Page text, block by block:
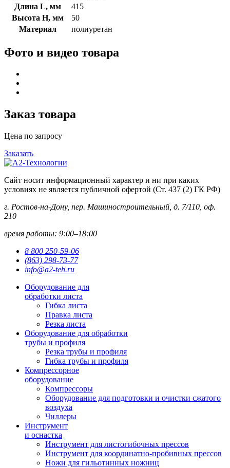
Длина L, мм
415
Высота H, мм
50
Материал
полиуретан
Фото и видео товара
Заказ товара
Цена по запросу
Заказать
Сайт носит информационный характер и ни при каких
условиях не является публичной офертой (Ст. 437 (2) ГК РФ)
г. Ростов-на-Дону, пер. Машиностроительный, д. 7/110, оф.
210
время работы: 9:00–18:00
8 800 250-59-06
(863) 298-73-77
info@a2-teh.ru
Оборудование для
обработки листа
Гибка листа
Правка листа
Резка листа
Оборудование для обработки
трубы и профиля
Резка трубы и профиля
Гибка трубы и профиля
Компрессорное
оборудование
Компрессоры
Оборудование для подготовки и очистки сжатого
воздуха
Чиллеры
Инструмент
и оснастка
Инструмент для листогибочных прессов
Инструмент для координатно-пробивных прессов
Ножи для гильотинных ножниц